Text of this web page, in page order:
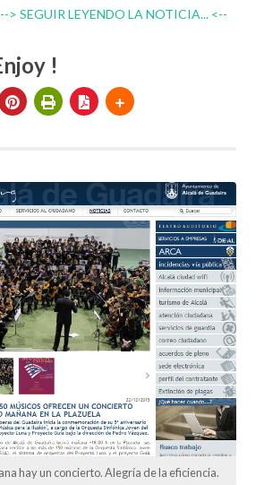
--> SEGUIR LEYENDO LA NOTICIA... <--
!
hay un concierto. Alegría de la eficiencia.